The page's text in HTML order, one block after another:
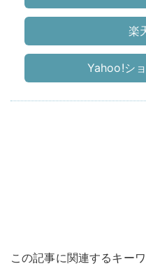
楽
Yahoo!シ
この記事に関連するキー